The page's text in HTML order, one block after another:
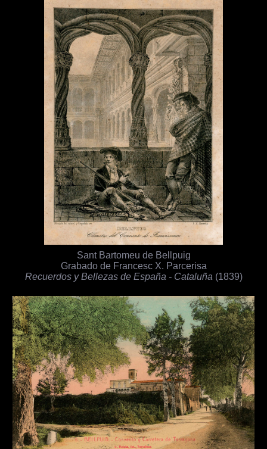
Sant Bartomeu de Bellpuig
Grabado de Francesc X. Parcerisa
Recuerdos y Bellezas de España - Cataluña (1839)